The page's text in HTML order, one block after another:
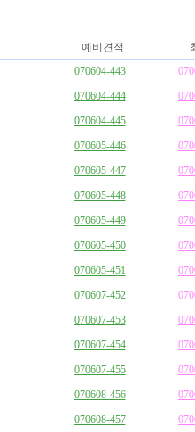
예비견적
070604-443
070604-444
070604-445
070605-446
070605-447
070605-448
070605-449
070605-450
070605-451
070607-452
070607-453
070607-454
070607-455
070608-456
070608-457